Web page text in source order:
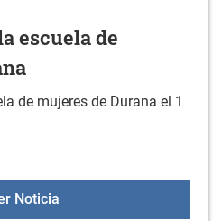
escuela de
de mujeres de Durana el 1
NoticiaVideo forum de la